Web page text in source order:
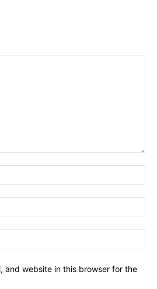
and website in this browser for the